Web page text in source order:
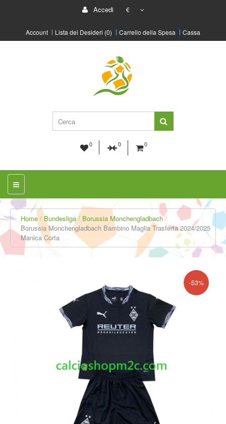
Accedi €
Account Lista dei Desideri (0) Carrello della Spesa Cassa
0 0 0
Home Bundesliga
Borussia Monchengladbach
Borussia Monchengladbach Bambino Maglia Trasferta 2024/2025
Manica Corta
-53%